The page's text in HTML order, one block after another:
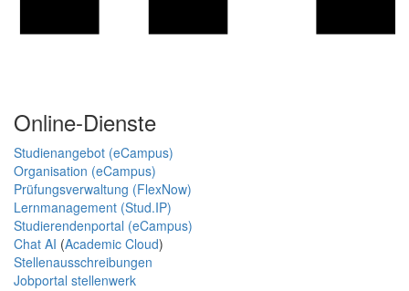
Online-Dienste
Studienangebot (eCampus)
Organisation (eCampus)
Prüfungsverwaltung (FlexNow)
Lernmanagement (Stud.IP)
Studierendenportal (eCampus)
Chat AI (Academic Cloud)
Stellenausschreibungen
Jobportal stellenwerk